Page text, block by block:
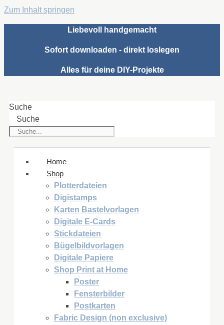
Zum Inhalt springen
Liebevoll handgemacht
Sofort downloaden - direkt loslegen
Alles für deine DIY-Projekte
Suche
Suche
Home
Shop
Plotterdateien
Digistamps
Karten Bastelvorlagen
Digitale E-Cards
Stickdateien
Bügelbildvorlagen
Digitale Papiere
Shop Print at Home
Poster
Fensterbilder
Postkarten
Fabric Design (non exclusive)